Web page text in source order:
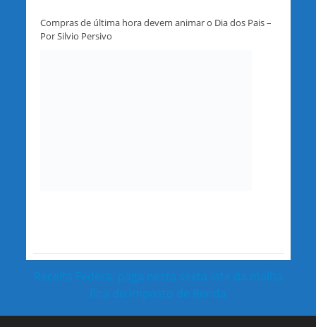
Compras de última hora devem animar o Dia dos Pais –
Por Silvio Persivo
Receita Federal paga nesta sexta lote da malha
fina do Imposto de Renda